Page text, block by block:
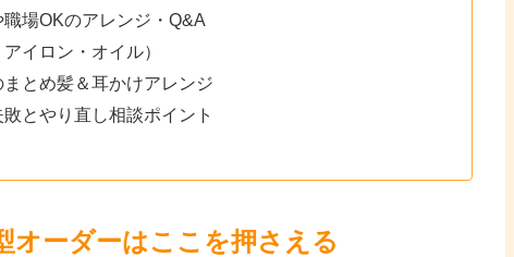
場OKのアレンジ・Q&A
イロン・オイル）
とめ髪＆耳かけアレンジ
とやり直し相談ポイント
オーダーはここを押さえる